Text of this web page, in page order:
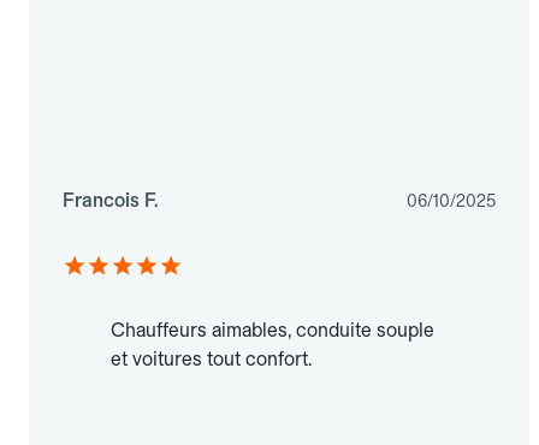
Francois F. 06/10/2025
Chauffeurs aimables, conduite souple
et voitures tout confort.